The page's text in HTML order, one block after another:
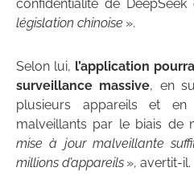
confidentialité de
législation chinoise ».
Selon lui, l’application
surveillance massive, en
plusieurs appareils et en
malveillants par le biais de
mise à jour malveillante
millions d’appareils », avertit-il.